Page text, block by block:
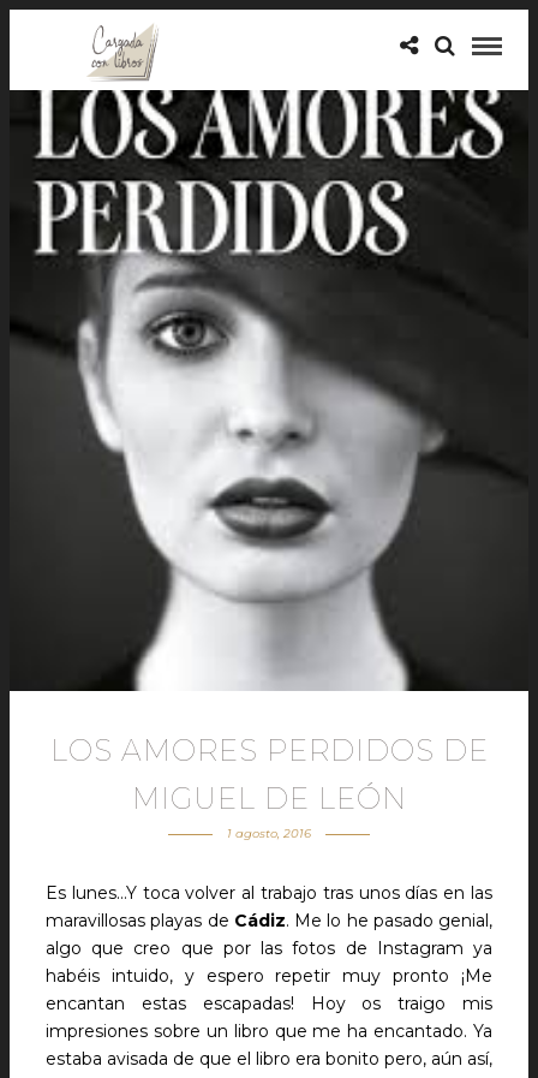
LOS AMORES PERDIDOS DE
MIGUEL DE LEÓN
1 agosto, 2016
Es lunes…Y toca volver al trabajo tras unos días en las
maravillosas playas de Cádiz. Me lo he pasado genial,
algo que creo que por las fotos de Instagram ya
habéis intuido, y espero repetir muy pronto ¡Me
encantan estas escapadas! Hoy os traigo mis
impresiones sobre un libro que me ha encantado. Ya
estaba avisada de que el libro era bonito pero, aún así,